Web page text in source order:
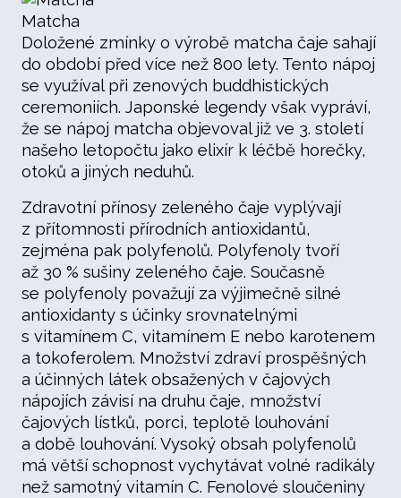
Matcha
Doložené zmínky o výrobě matcha čaje sahají
do období před více než 800 lety. Tento nápoj
se využíval při zenových buddhistických
ceremoniích. Japonské legendy však vypráví,
že se nápoj matcha objevoval již ve 3. století
našeho letopočtu jako elixír k léčbě horečky,
otoků a jiných neduhů.
Zdravotní přínosy zeleného čaje vyplývají
z přítomnosti přírodních antioxidantů,
zejména pak polyfenolů. Polyfenoly tvoří
až 30 % sušiny zeleného čaje. Současně
se polyfenoly považují za výjimečně silné
antioxidanty s účinky srovnatelnými
s vitamínem C, vitamínem E nebo karotenem
a tokoferolem. Množství zdraví prospěšných
a účinných látek obsažených v čajových
nápojích závisí na druhu čaje, množství
čajových lístků, porci, teplotě louhování
a době louhování. Vysoký obsah polyfenolů
má větší schopnost vychytávat volné radikály
než samotný vitamín C. Fenolové sloučeniny